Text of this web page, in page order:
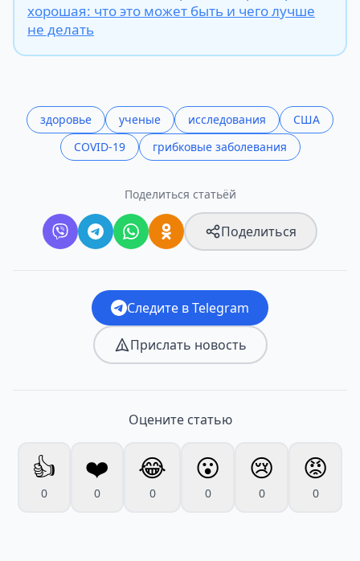
хорошая: что это может быть и чего лучше
не делать
здоровье ученые исследования
США
COVID-19
грибковые заболевания
Поделиться статьёй
Поделиться
Следите в Telegram
Прислать новость
Оцените статью
👍
0
❤️
0
😂
0
😮
0
😢
0
😡
0